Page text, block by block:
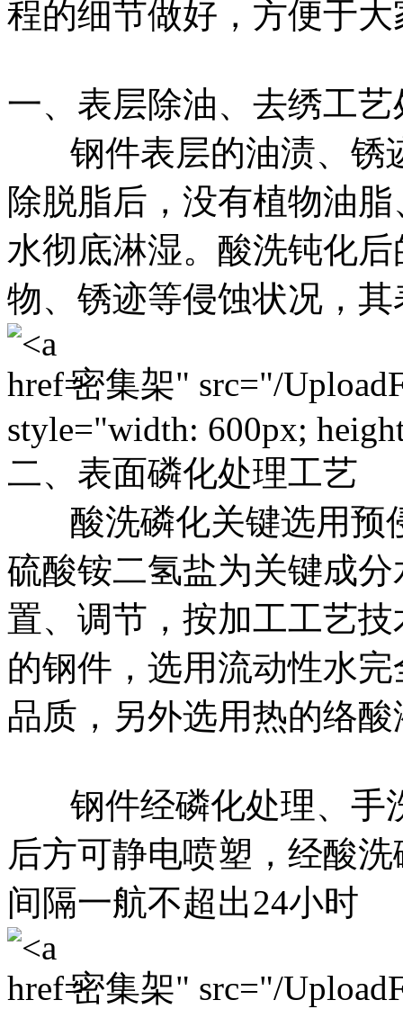
程的细节做好，方便于
一、表层除油、去绣工艺
钢件表层的油渍、锈
除脱脂后，没有植物油
水彻底淋湿。酸洗钝化
物、锈迹等侵蚀状况，
密集架" src="/
style="width: 600px;
二、表面磷化处理工艺
酸洗磷化关键选用预
硫酸铵二氢盐为关键成
置、调节，按加工工艺
的钢件，选用流动性水
品质，另外选用热的络
钢件经磷化处理、手
后方可静电喷塑，经酸
间隔一航不超出24小时
密集架" src="/